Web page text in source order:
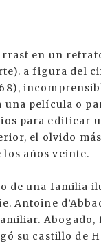
en un
a figura del
película o
para edificar
el olvido
años veinte.
de una familia
Antoine
su castillo de